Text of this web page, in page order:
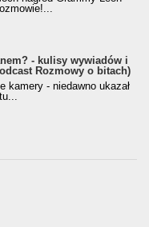
- kulisy wywiadów i
Rozmowy o bitach)
kamery - niedawno ukazał